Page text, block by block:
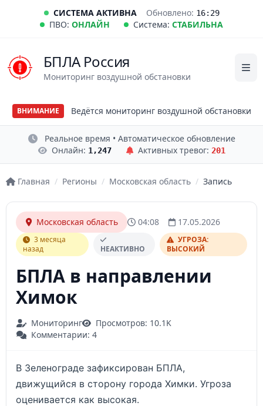
СИСТЕМА АКТИВНА Обновлено: 16:29
ПВО: ОНЛАЙН Система: СТАБИЛЬНА
БПЛА Россия
Мониторинг воздушной обстановки
ВНИМАНИЕ Ведётся мониторинг воздушной обстановки
Реальное время • Автоматическое обновление
Онлайн: 1,247 Активных тревог: 201
Главная / Регионы / Московская область / Запись
Московская область 04:08 17.05.2026
3 месяца
назад
НЕАКТИВНО
УГРОЗА:
ВЫСОКИЙ
БПЛА в направлении
Химок
Мониторинг
Просмотров: 10.1K
Комментарии: 4
В Зеленограде зафиксирован БПЛА,
движущийся в сторону города Химки. Угроза
оценивается как высокая.